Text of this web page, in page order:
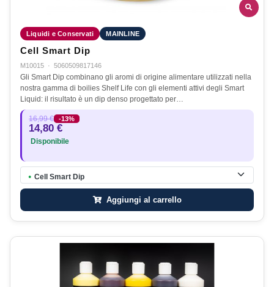
Liquidi e Conservati MAINLINE
Cell Smart Dip
M10015 · 5060509817146
Gli Smart Dip combinano gli aromi di origine alimentare utilizzati nella
nostra gamma di boilies Shelf Life con gli elementi attivi degli Smart
Liquid: il risultato è un dip denso progettato per…
16,99 € -13%
14,80 €
Disponibile
● Cell Smart Dip
Aggiungi al carrello